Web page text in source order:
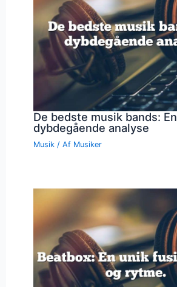
De bedste musik bands: En
dybdegående analyse
Musik / Af Musiker